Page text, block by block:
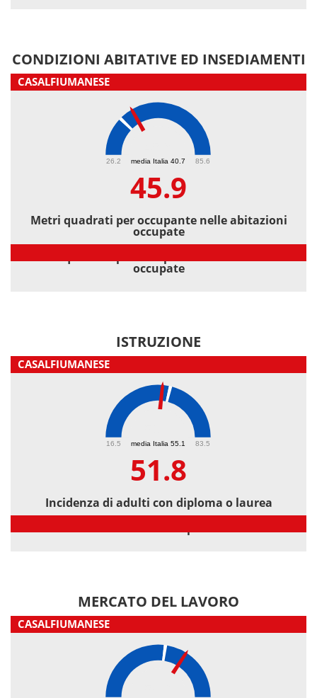
CONDIZIONI ABITATIVE ED INSEDIAMENTI
CASALFIUMANESE
media Italia 40.7
26.2 85.6
45.9
Metri quadrati per occupante nelle abitazioni
occupate
occupate
ISTRUZIONE
CASALFIUMANESE
media Italia 55.1
16.5 83.5
51.8
Incidenza di adulti con diploma o laurea
MERCATO DEL LAVORO
CASALFIUMANESE